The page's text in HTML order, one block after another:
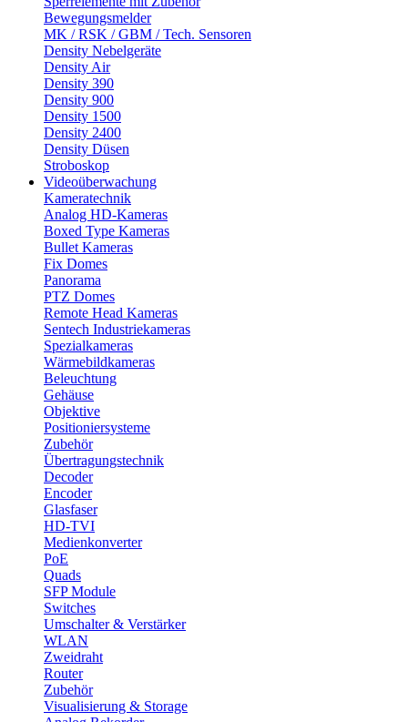
Bewegungsmelder
MK / RSK / GBM / Tech. Sensoren
Density Nebelgeräte
Density Air
Density 390
Density 900
Density 1500
Density 2400
Density Düsen
Stroboskop
Videoüberwachung
Kameratechnik
Analog HD-Kameras
Boxed Type Kameras
Bullet Kameras
Fix Domes
Panorama
PTZ Domes
Remote Head Kameras
Sentech Industriekameras
Spezialkameras
Wärmebildkameras
Beleuchtung
Gehäuse
Objektive
Positioniersysteme
Zubehör
Übertragungstechnik
Decoder
Encoder
Glasfaser
HD-TVI
Medienkonverter
PoE
Quads
SFP Module
Switches
Umschalter & Verstärker
WLAN
Zweidraht
Router
Zubehör
Visualisierung & Storage